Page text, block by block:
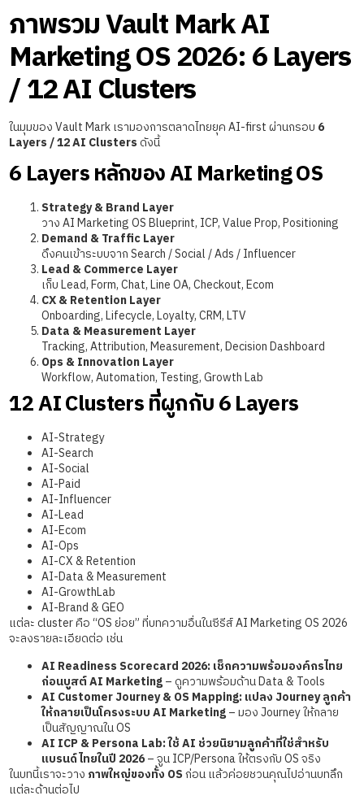
ภาพรวม Vault Mark AI
Marketing OS 2026: 6 Layers
/ 12 AI Clusters
ในมุมของ Vault Mark เรามองการตลาดไทยยุค AI-first ผ่านกรอบ 6
Layers / 12 AI Clusters ดังนี้
6 Layers หลักของ AI Marketing OS
Strategy & Brand Layer
วาง AI Marketing OS Blueprint, ICP, Value Prop, Positioning
Demand & Traffic Layer
ดึงคนเข้าระบบจาก Search / Social / Ads / Influencer
Lead & Commerce Layer
เก็บ Lead, Form, Chat, Line OA, Checkout, Ecom
CX & Retention Layer
Onboarding, Lifecycle, Loyalty, CRM, LTV
Data & Measurement Layer
Tracking, Attribution, Measurement, Decision Dashboard
Ops & Innovation Layer
Workflow, Automation, Testing, Growth Lab
12 AI Clusters ที่ผูกกับ 6 Layers
AI-Strategy
AI-Search
AI-Social
AI-Paid
AI-Influencer
AI-Lead
AI-Ecom
AI-Ops
AI-CX & Retention
AI-Data & Measurement
AI-GrowthLab
AI-Brand & GEO
แต่ละ cluster คือ “OS ย่อย” ที่บทความอื่นในซีรีส์ AI Marketing OS 2026
จะลงรายละเอียดต่อ เช่น
AI Readiness Scorecard 2026: เช็กความพร้อมองค์กรไทย
ก่อนบูสต์ AI Marketing– ดูความพร้อมด้าน Data & Tools
AI Customer Journey & OS Mapping: แปลง Journey ลูกค้า
ให้กลายเป็นโครงระบบ AI Marketing– มอง Journey ให้กลาย
เป็นสัญญาณใน OS
AI ICP & Persona Lab: ใช้ AI ช่วยนิยามลูกค้าที่ใช่สำหรับ
แบรนด์ไทยในปี 2026– จูน ICP/Persona ให้ตรงกับ OS จริง
ในบทนี้เราจะวาง ภาพใหญ่ของทั้ง OSก่อน แล้วค่อยชวนคุณไปอ่านบทลึก
แต่ละด้านต่อไป